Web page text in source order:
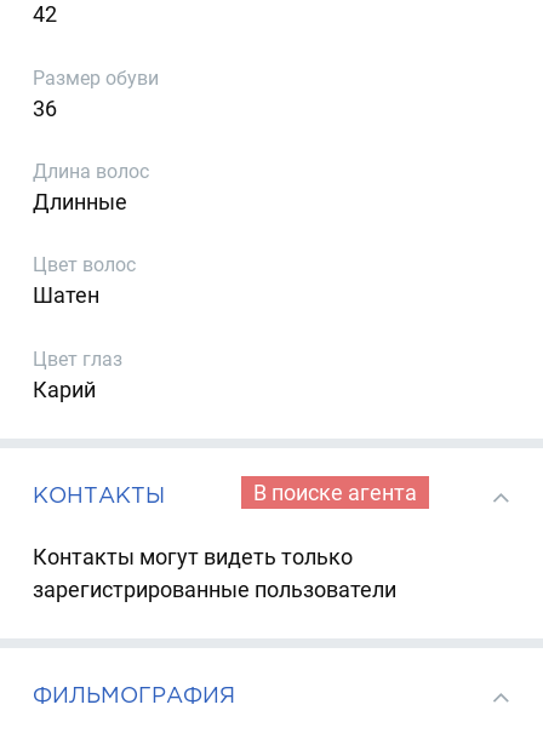
42
Размер обуви
36
Длина волос
Длинные
Цвет волос
Шатен
Цвет глаз
Карий
КОНТАКТЫ В поиске агента
Контакты могут видеть только
зарегистрированные пользователи
ФИЛЬМОГРАФИЯ